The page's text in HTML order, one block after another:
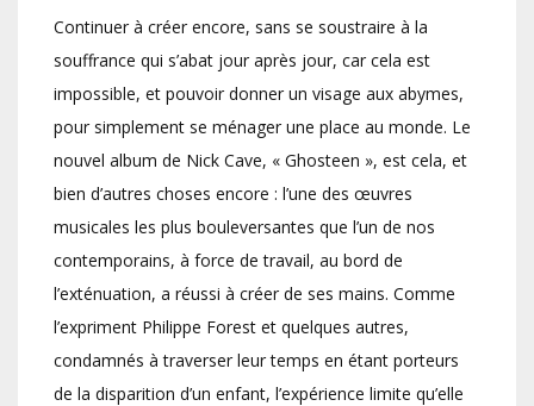
Continuer à créer encore, sans se soustraire à la
souffrance qui s’abat jour après jour, car cela est
impossible, et pouvoir donner un visage aux abymes,
pour simplement se ménager une place au monde. Le
nouvel album de Nick Cave, « Ghosteen », est cela, et
bien d’autres choses encore : l’une des œuvres
musicales les plus bouleversantes que l’un de nos
contemporains, à force de travail, au bord de
l’exténuation, a réussi à créer de ses mains. Comme
l’expriment Philippe Forest et quelques autres,
condamnés à traverser leur temps en étant porteurs
de la disparition d’un enfant, l’expérience limite qu’elle